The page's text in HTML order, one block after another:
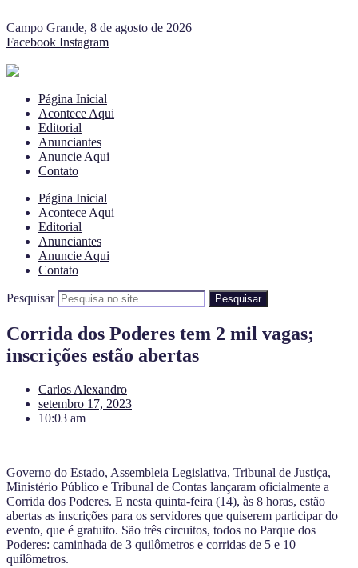
Campo Grande, 8 de agosto de 2026
Facebook Instagram
Página Inicial
Acontece Aqui
Editorial
Anunciantes
Anuncie Aqui
Contato
Página Inicial
Acontece Aqui
Editorial
Anunciantes
Anuncie Aqui
Contato
Pesquisar Pesquisar
Corrida dos Poderes tem 2 mil vagas;
inscrições estão abertas
Carlos Alexandro
setembro 17, 2023
10:03 am
Governo do Estado, Assembleia Legislativa, Tribunal de Justiça,
Ministério Público e Tribunal de Contas lançaram oficialmente a
Corrida dos Poderes. E nesta quinta-feira (14), às 8 horas, estão
abertas as inscrições para os servidores que quiserem participar do
evento, que é gratuito. São três circuitos, todos no Parque dos
Poderes: caminhada de 3 quilômetros e corridas de 5 e 10
quilômetros.